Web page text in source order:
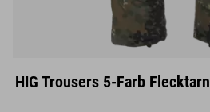
S M L
HIG Trousers 5-Farb Flecktarn